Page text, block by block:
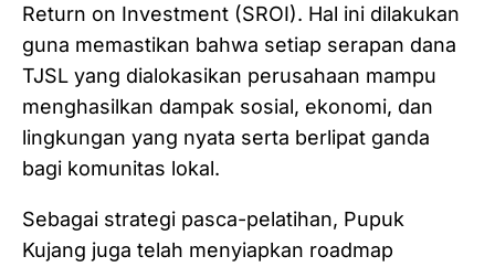
Return on Investment (SROI). Hal ini dilakukan
guna memastikan bahwa setiap serapan dana
TJSL yang dialokasikan perusahaan mampu
menghasilkan dampak sosial, ekonomi, dan
lingkungan yang nyata serta berlipat ganda
bagi komunitas lokal.
Sebagai strategi pasca-pelatihan, Pupuk
Kujang juga telah menyiapkan roadmap